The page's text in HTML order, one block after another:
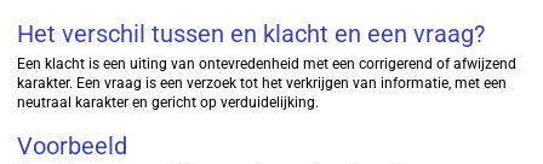
Het verschil tussen en klacht en een vraag?
Een klacht is een uiting van ontevredenheid met een corrigerend of afwijzend
karakter. Een vraag is een verzoek tot het verkrijgen van informatie, met een
neutraal karakter en gericht op verduidelijking.
Voorbeeld